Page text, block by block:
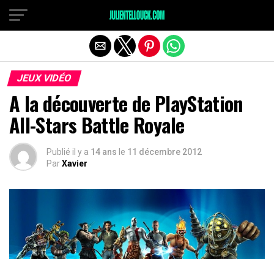
JEUX VIDÉO
A la découverte de PlayStation
All-Stars Battle Royale
Publié il y a 14 ans le 11 décembre 2012
ParXavier